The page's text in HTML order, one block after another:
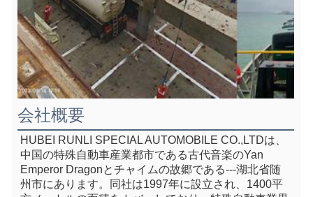
会社概要
HUBEI RUNLI SPECIAL AUTOMOBILE CO.,LTDは、
中国の特殊自動車産業都市である古代音楽のYan
Emperor Dragonとチャイムの故郷である---湖北省随
州市にあります。同社は1997年に設立され、1400平